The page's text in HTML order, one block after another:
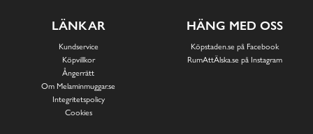
LÄNKAR
Kundservice
Köpvillkor
Ångerrätt
Om Melaminmuggar.se
Integritetspolicy
Cookies
HÄNG MED OSS
Köpstaden.se på Facebook
RumAttÄlska.se på Instagram